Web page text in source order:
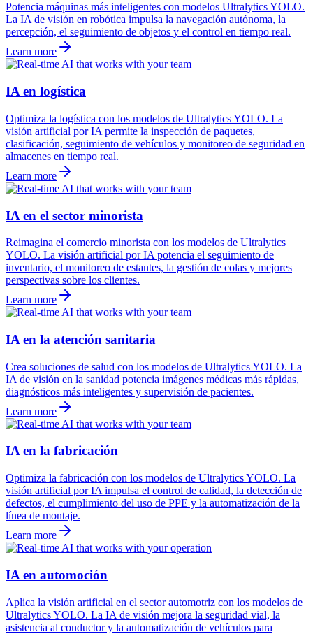
Potencia máquinas más inteligentes con modelos Ultralytics YOLO.
La IA de visión en robótica impulsa la navegación autónoma, la
percepción, el seguimiento de objetos y el control en tiempo real.
Learn more
IA en logística
Optimiza la logística con los modelos de Ultralytics YOLO. La
visión artificial por IA permite la inspección de paquetes,
clasificación, seguimiento de vehículos y monitoreo de seguridad en
almacenes en tiempo real.
Learn more
IA en el sector minorista
Reimagina el comercio minorista con los modelos de Ultralytics
YOLO. La visión artificial por IA potencia el seguimiento de
inventario, el monitoreo de estantes, la gestión de colas y mejores
perspectivas sobre los clientes.
Learn more
IA en la atención sanitaria
Crea soluciones de salud con los modelos de Ultralytics YOLO. La
IA de visión en la sanidad potencia imágenes médicas más rápidas,
diagnósticos más inteligentes y supervisión de pacientes.
Learn more
IA en la fabricación
Optimiza la fabricación con los modelos de Ultralytics YOLO. La
visión artificial por IA impulsa el control de calidad, la detección de
defectos, el cumplimiento del uso de PPE y la automatización de la
línea de montaje.
Learn more
IA en automoción
Aplica la visión artificial en el sector automotriz con los modelos de
Ultralytics YOLO. La IA de visión mejora la seguridad vial, la
asistencia al conductor y la automatización de vehículos para